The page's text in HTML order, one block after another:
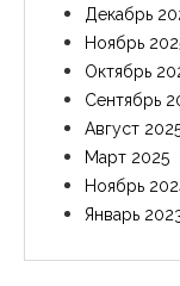
Декабрь
Ноябрь
Октябрь
Сентябрь
Август
Март 2025
Ноябрь
Январь